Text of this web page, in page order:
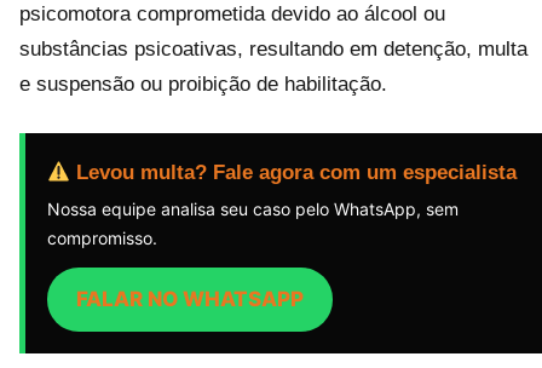
psicomotora comprometida devido ao álcool ou
substâncias psicoativas, resultando em detenção, multa
e suspensão ou proibição de habilitação.
Levou multa? Fale agora com um especialista
Nossa equipe analisa seu caso pelo WhatsApp, sem
compromisso.
FALAR NO WHATSAPP